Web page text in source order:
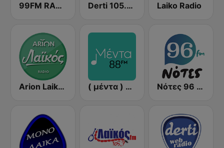
99FM RADIO1 Derti 105.7 FM Laiko Radio
Arion Laikos ( μέντα ) Menta 88 FM Νότες 96 FM - απλά ελληνικά!